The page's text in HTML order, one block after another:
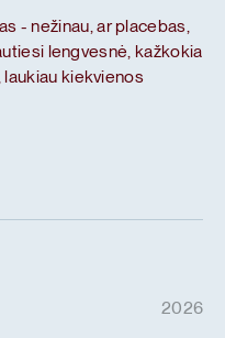
- nežinau, ar placebas,
lengvesnė, kažkokia
kiekvienos
2026